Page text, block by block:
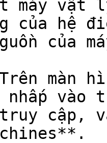
máy
của hệ
của
màn
nhấp vào
truy